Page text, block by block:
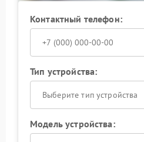
Контактный телефон:
Тип устройства:
Выберите тип устройства
Модель устройства: